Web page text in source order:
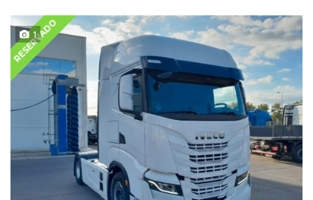
RESERVADO
1